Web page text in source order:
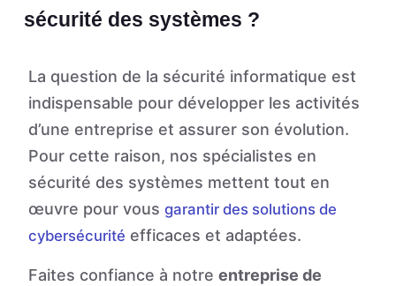
sécurité des systèmes ?
La question de la sécurité informatique est
indispensable pour développer les activités
d’une entreprise et assurer son évolution.
Pour cette raison, nos spécialistes en
sécurité des systèmes mettent tout en
œuvre pour vousgarantir des solutions de
cybersécurité efficaces et adaptées.
Faites confiance à notreentreprise de